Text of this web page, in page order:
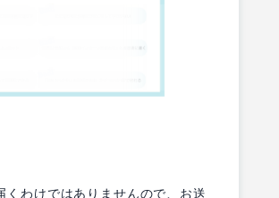
くわけではありませんので、お送